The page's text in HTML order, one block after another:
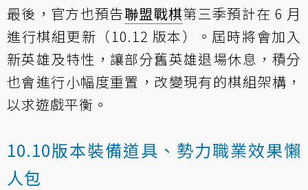
最後，官方也預告聯盟戰棋第三季預計在 6 月
進行棋組更新 （10.12 版本）。屆時將會加入
新英雄及特性，讓部分舊英雄退場休息，積分
也會進行小幅度重置，改變現有的棋組架構，
以求遊戲平衡。
10.10版本裝備道具、勢力職業效果懶
人包